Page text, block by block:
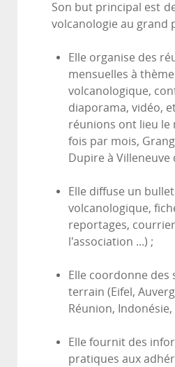
Son but principal est
volcanologie au grand
Elle organise des
mensuelles à
volcanologique,
diaporama, vidéo,
réunions ont lieu le
fois par mois,
Dupire à Villeneuve
Elle diffuse un
volcanologique,
reportages,
l'association ...) ;
Elle coordonne des
terrain (Eifel,
Réunion, Indonésie,
Elle fournit des
pratiques aux